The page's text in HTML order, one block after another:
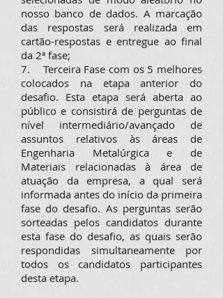
nosso banco de dados. A marcação
das respostas será realizada em
cartão-respostas e entregue ao final
da 2ª fase;
7. Terceira Fase com os 5 melhores
colocados na etapa anterior do
desafio. Esta etapa será aberta ao
público e consistirá de perguntas de
nível intermediário/avançado de
assuntos relativos às áreas de
Engenharia Metalúrgica e de
Materiais relacionadas à área de
atuação da empresa, a qual será
informada antes do início da primeira
fase do desafio. As perguntas serão
sorteadas pelos candidatos durante
esta fase do desafio, as quais serão
respondidas simultaneamente por
todos os candidatos participantes
desta etapa.